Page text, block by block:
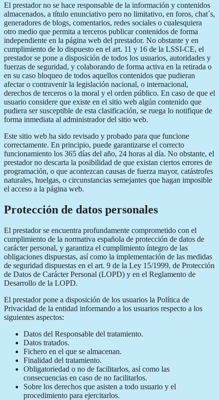
El prestador no se hace responsable de la información y contenidos
almacenados, a título enunciativo pero no limitativo, en foros, chat´s,
generadores de blogs, comentarios, redes sociales o cualesquiera
otro medio que permita a terceros publicar contenidos de forma
independiente en la página web del prestador. No obstante y en
cumplimiento de lo dispuesto en el art. 11 y 16 de la LSSI-CE, el
prestador se pone a disposición de todos los usuarios, autoridades y
fuerzas de seguridad, y colaborando de forma activa en la retirada o
en su caso bloqueo de todos aquellos contenidos que pudieran
afectar o contravenir la legislación nacional, o internacional,
derechos de terceros o la moral y el orden público. En caso de que el
usuario considere que existe en el sitio web algún contenido que
pudiera ser susceptible de esta clasificación, se ruega lo notifique de
forma inmediata al administrador del sitio web.
Este sitio web ha sido revisado y probado para que funcione
correctamente. En principio, puede garantizarse el correcto
funcionamiento los 365 días del año, 24 horas al día. No obstante, el
prestador no descarta la posibilidad de que existan ciertos errores de
programación, o que acontezcan causas de fuerza mayor, catástrofes
naturales, huelgas, o circunstancias semejantes que hagan imposible
el acceso a la página web.
Protección de datos personales
El prestador se encuentra profundamente comprometido con el
cumplimiento de la normativa española de protección de datos de
carácter personal, y garantiza el cumplimiento íntegro de las
obligaciones dispuestas, así como la implementación de las medidas
de seguridad dispuestas en el art. 9 de la Ley 15/1999, de Protección
de Datos de Carácter Personal (LOPD) y en el Reglamento de
Desarrollo de la LOPD.
El prestador pone a disposición de los usuarios la Política de
Privacidad de la entidad informando a los usuarios respecto a los
siguientes aspectos:
Datos del Responsable del tratamiento.
Datos tratados.
Fichero en el que se almacenan.
Finalidad del tratamiento.
Obligatoriedad o no de facilitarlos, así como las
consecuencias en caso de no facilitarlos.
Sobre los derechos que asisten a todo usuario y el
procedimiento para ejercitarlos.